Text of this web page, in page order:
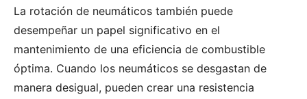
La rotación de neumáticos también puede
desempeñar un papel significativo en el
mantenimiento de una eficiencia de combustible
óptima. Cuando los neumáticos se desgastan de
manera desigual, pueden crear una resistencia